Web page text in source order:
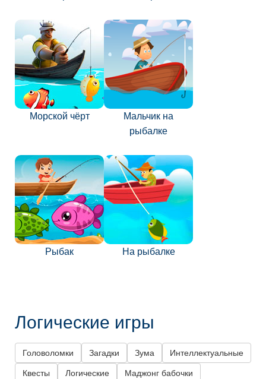
Морской чёрт
Мальчик на
рыбалке
Рыбак На рыбалке
Логические игры
Головоломки Загадки Зума Интеллектуальные
Квесты Логические Маджонг бабочки